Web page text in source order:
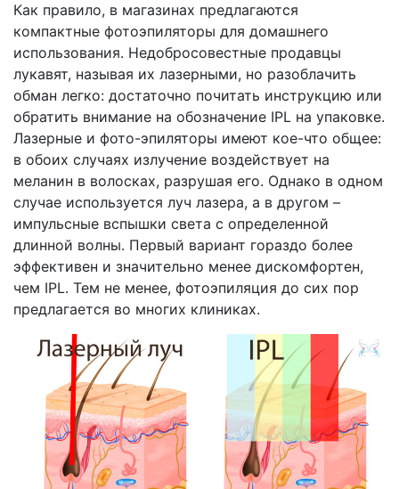
Как правило, в магазинах предлагаются
компактные фотоэпиляторы для домашнего
использования. Недобросовестные продавцы
лукавят, называя их лазерными, но разоблачить
обман легко: достаточно почитать инструкцию или
обратить внимание на обозначение IPL на упаковке.
Лазерные и фото-эпиляторы имеют кое-что общее:
в обоих случаях излучение воздействует на
меланин в волосках, разрушая его. Однако в одном
случае используется луч лазера, а в другом –
импульсные вспышки света с определенной
длинной волны. Первый вариант гораздо более
эффективен и значительно менее дискомфортен,
чем IPL. Тем не менее, фотоэпиляция до сих пор
предлагается во многих клиниках.